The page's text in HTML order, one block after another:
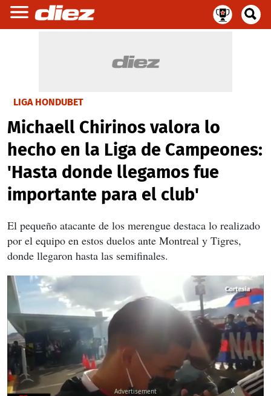
LIGA HONDUBET
Michaell Chirinos valora lo
hecho en la Liga de Campeones:
'Hasta donde llegamos fue
importante para el club'
El pequeño atacante de los merengue destaca lo realizado
por el equipo en estos duelos ante Montreal y Tigres,
donde llegaron hasta las semifinales.
X